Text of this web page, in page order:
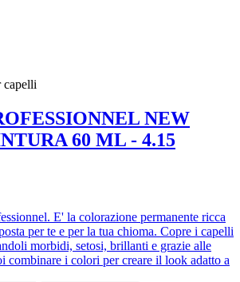
capelli
NEW
60 ML - 4.15
E' la colorazione permanente ricca
per te e per la tua chioma. Copre i capelli
morbidi, setosi, brillanti e grazie alle
combinare i colori per creare il look adatto a